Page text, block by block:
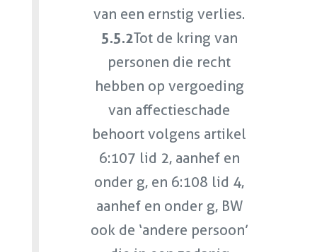
van een ernstig verlies.
5.5.2Tot de kring van
personen die recht
hebben op vergoeding
van affectieschade
behoort volgens artikel
6:107 lid 2, aanhef en
onder g, en 6:108 lid 4,
aanhef en onder g, BW
ook de ‘andere persoon’